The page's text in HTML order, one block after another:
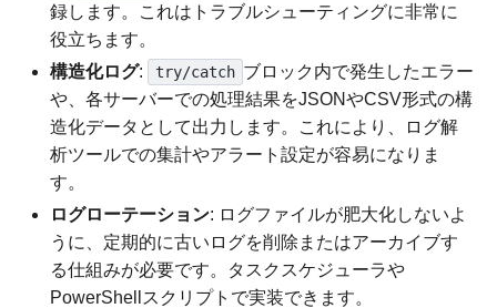
録します。これはトラブルシューティングに非常に
役立ちます。
構造化ログ: try/catch ブロック内で発生したエラー
や、各サーバーでの処理結果をJSONやCSV形式の構
造化データとして出力します。これにより、ログ解
析ツールでの集計やアラート設定が容易になりま
す。
ログローテーション: ログファイルが肥大化しないよ
うに、定期的に古いログを削除またはアーカイブす
る仕組みが必要です。タスクスケジューラや
PowerShellスクリプトで実装できます。